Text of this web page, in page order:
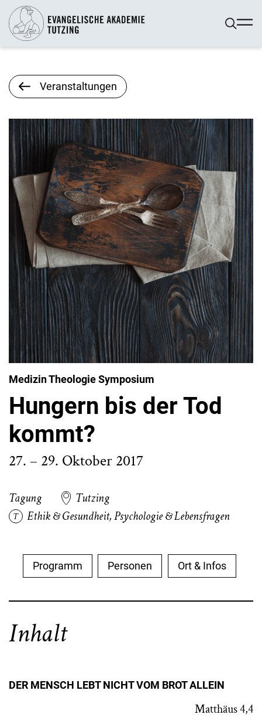
Veranstaltungen
Medizin Theologie Symposium
Hungern bis der Tod
kommt?
27. – 29. Oktober 2017
Tagung
Tutzing
Ethik & Gesundheit,Psychologie & Lebensfragen
Programm Personen Ort & Infos
Inhalt
DER MENSCH LEBT NICHT VOM BROT ALLEIN
Matthäus 4,4